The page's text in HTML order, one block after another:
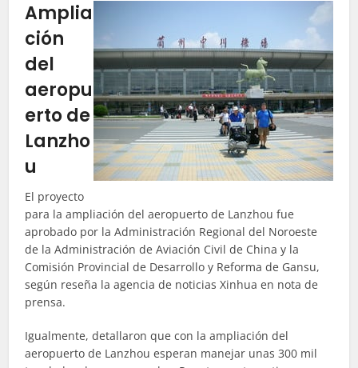
Amplia
ción
del
aeropu
erto de
Lanzho
u
El proyecto
para la ampliación del aeropuerto de Lanzhou fue
aprobado por la Administración Regional del Noroeste
de la Administración de Aviación Civil de China y la
Comisión Provincial de Desarrollo y Reforma de Gansu,
según reseña la agencia de noticias Xinhua en nota de
prensa.
Igualmente, detallaron que con la ampliación del
aeropuerto de Lanzhou esperan manejar unas 300 mil